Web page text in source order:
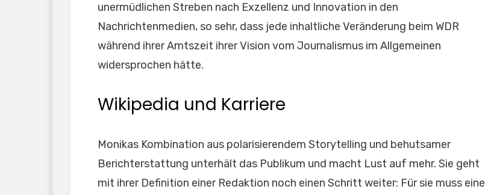
unermüdlichen Streben nach Exzellenz und Innovation in den
Nachrichtenmedien, so sehr, dass jede inhaltliche Veränderung beim WDR
während ihrer Amtszeit ihrer Vision vom Journalismus im Allgemeinen
widersprochen hätte.
Wikipedia und Karriere
Monikas Kombination aus polarisierendem Storytelling und behutsamer
Berichterstattung unterhält das Publikum und macht Lust auf mehr. Sie geht
mit ihrer Definition einer Redaktion noch einen Schritt weiter: Für sie muss eine